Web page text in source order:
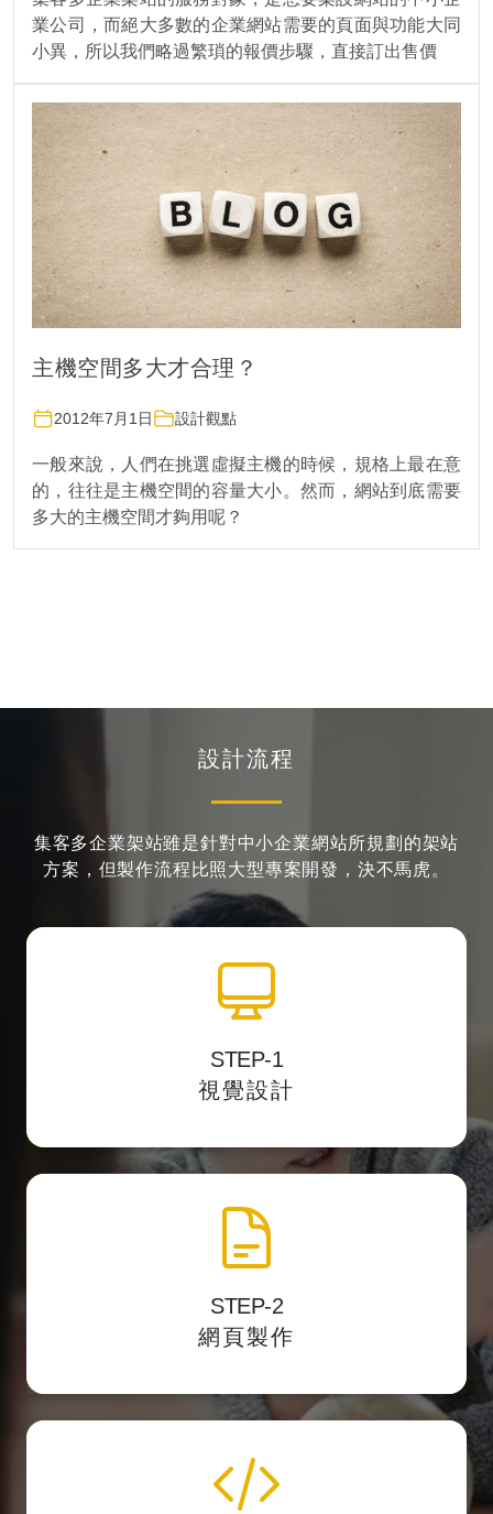
業公司，而絕大多數的企業網站需要的頁面與功能大同
小異，所以我們略過繁瑣的報價步驟，直接訂出售價
主機空間多大才合理？
2012年7月1日 設計觀點
一般來說，人們在挑選虛擬主機的時候，規格上最在意
的，往往是主機空間的容量大小。然而，網站到底需要
多大的主機空間才夠用呢？
設計流程
集客多企業架站雖是針對中小企業網站所規劃的架站
方案， 但製作流程比照大型專案開發，決不馬虎。
STEP-1
視覺設計
透過影像編輯軟體中設計網站介面，
戶預覽網址校稿。
STEP-2
網頁製作
網頁製作切版
以最精準的 HTML標籤結構
成網頁的格式。
程式化與後台製作